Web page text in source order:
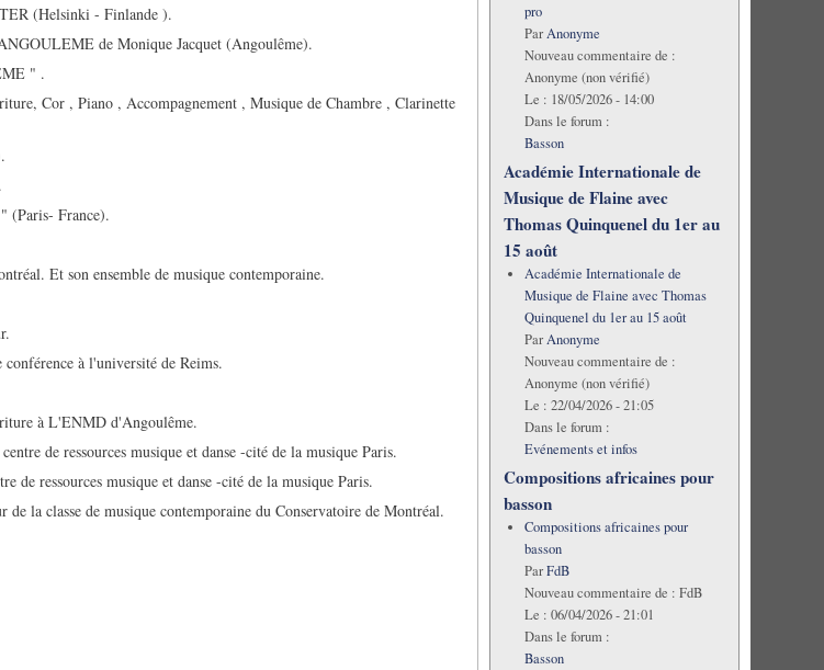
(Helsinki - Finlande ).
de Monique Jacquet (Angoulême).
" .
Cor , Piano , Accompagnement , Musique de Chambre , Clarinette
(Paris- France).
Et son ensemble de musique contemporaine.
à l'université de Reims.
à L'ENMD d'Angoulême.
de ressources musique et danse -cité de la musique Paris.
ressources musique et danse -cité de la musique Paris.
la classe de musique contemporaine du Conservatoire de Montréal.
pro
ParAnonyme
Nouveau commentaire de :
Anonyme (non vérifié)
Le : 18/05/2026 - 14:00
Dans le forum :
Basson
Académie Internationale de
Musique de Flaine avec
Thomas Quinquenel du 1er au
15 août
Académie Internationale de
Musique de Flaine avec Thomas
Quinquenel du 1er au 15 août
ParAnonyme
Nouveau commentaire de :
Anonyme (non vérifié)
Le : 22/04/2026 - 21:05
Dans le forum :
Evénements et infos
Compositions africaines pour
basson
Compositions africaines pour
basson
ParFdB
Nouveau commentaire de : FdB
Le : 06/04/2026 - 21:01
Dans le forum :
Basson